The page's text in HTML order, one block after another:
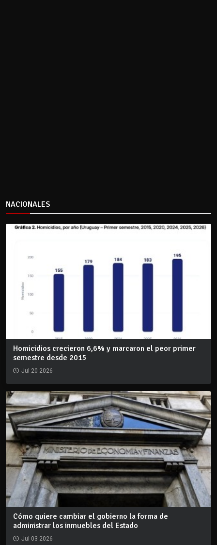
NACIONALES
Homicidios crecieron 6,6% y marcaron el peor primer
semestre desde 2015
Jul 20 2026
Cómo quiere cambiar el gobierno la forma de
administrar los inmuebles del Estado
Jul 03 2026